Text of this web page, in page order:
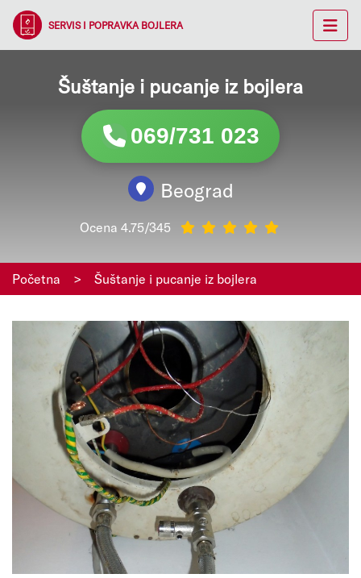
SERVIS I POPRAVKA BOJLERA
Šuštanje i pucanje iz bojlera
069/731 023
Beograd
Ocena 4.75/345
Početna > Šuštanje i pucanje iz bojlera